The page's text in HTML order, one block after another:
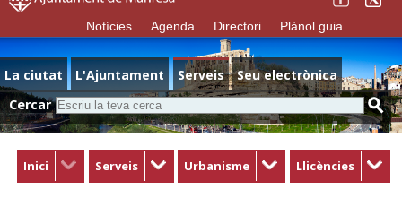
Notícies Agenda Directori Plànol guia
La ciutat L'Ajuntament Serveis
Seu electrònica
Cercar
Inici Serveis Urbanisme Llicències